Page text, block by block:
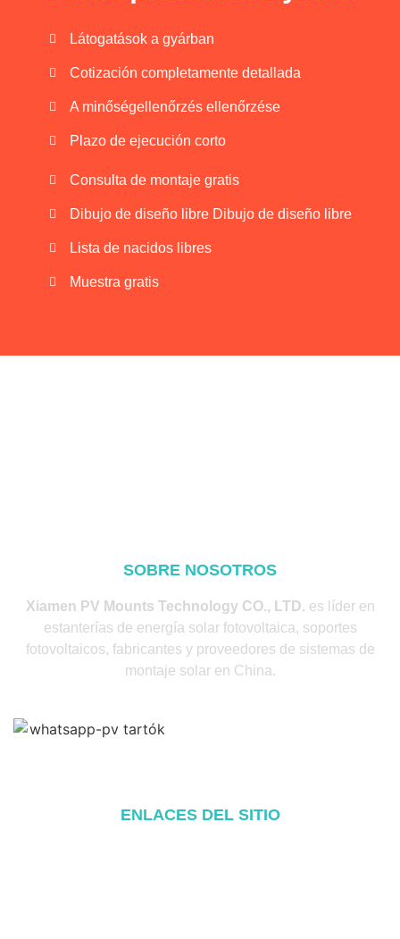
Látogatások a gyárban
Cotización completamente detallada
A minőségellenőrzés ellenőrzése
Plazo de ejecución corto
Consulta de montaje gratis
Dibujo de diseño libre Dibujo de diseño libre
Lista de nacidos libres
Muestra gratis
SOBRE NOSOTROS
Xiamen PV Mounts Technology CO., LTD. es líder en
estanterías de energía solar fotovoltaica, soportes
fotovoltaicos, fabricantes y proveedores de sistemas de
montaje solar en China.
ENLACES DEL SITIO